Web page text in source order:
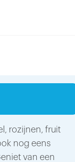
rozijnen, fruit
nog eens
van een